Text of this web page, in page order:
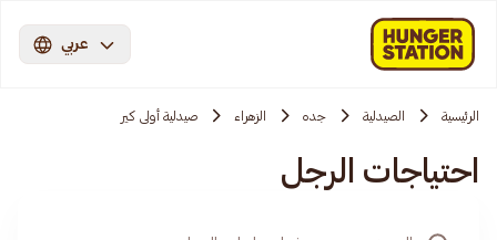
عربي
الرئيسية الصيدلية جده الزهراء صيدلية أولى كير
احتياجات الرجل